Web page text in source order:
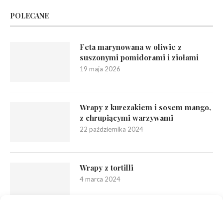
POLECANE
Feta marynowana w oliwie z
suszonymi pomidorami i ziołami
19 maja 2026
Wrapy z kurczakiem i sosem mango,
z chrupiącymi warzywami
22 października 2024
Wrapy z tortilli
4 marca 2024